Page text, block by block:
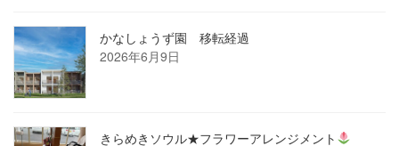
かなしょうず園 移転経過
2026年6月9日
きらめきソウル★フラワーアレンジメント